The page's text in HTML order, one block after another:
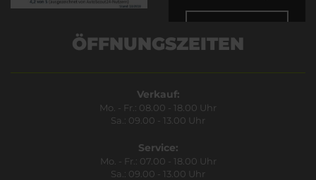
ÖFFNUNGSZEITEN
Verkauf:
Mo. - Fr.: 08.00 - 18.00 Uhr
Sa.: 09.00 - 13.00 Uhr
Service:
Mo. - Fr.: 07.00 - 18.00 Uhr
Sa.: 09.00 - 13.00 Uhr